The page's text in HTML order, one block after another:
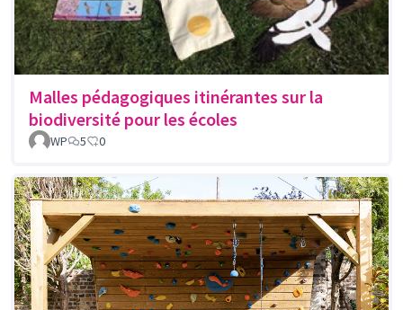
Malles pédagogiques itinérantes sur la
biodiversité pour les écoles
WP 5 0